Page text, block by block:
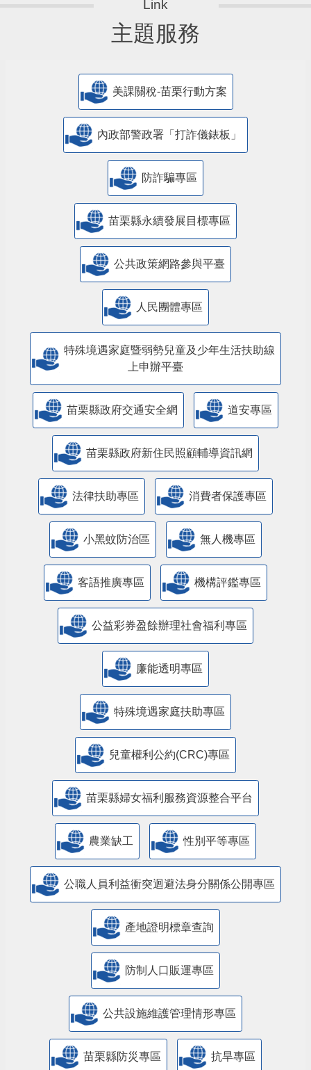
主題服務
美課關稅-苗栗行動方案
內政部警政署「打詐儀錶板」
防詐騙專區
苗栗縣永續發展目標專區
公共政策網路參與平臺
人民團體專區
特殊境遇家庭暨弱勢兒童及少年生活扶助線
上申辦平臺
苗栗縣政府交通安全網 道安專區
苗栗縣政府新住民照顧輔導資訊網
法律扶助專區 消費者保護專區
小黑蚊防治區 無人機專區
客語推廣專區 機構評鑑專區
公益彩券盈餘辦理社會福利專區
廉能透明專區
特殊境遇家庭扶助專區
兒童權利公約(CRC)專區
苗栗縣婦女福利服務資源整合平台
農業缺工 性別平等專區
公職人員利益衝突迴避法身分關係公開專區
產地證明標章查詢
防制人口販運專區
​公共設施維護管理情形專區
苗栗縣防災專區 抗旱專區